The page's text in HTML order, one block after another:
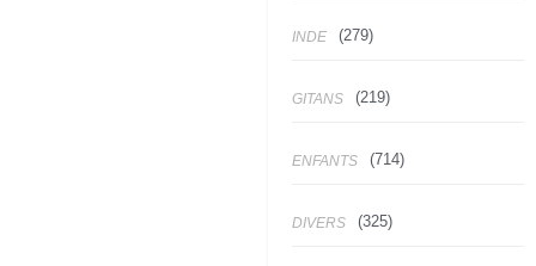
INDE (279)
GITANS (219)
ENFANTS (714)
DIVERS (325)